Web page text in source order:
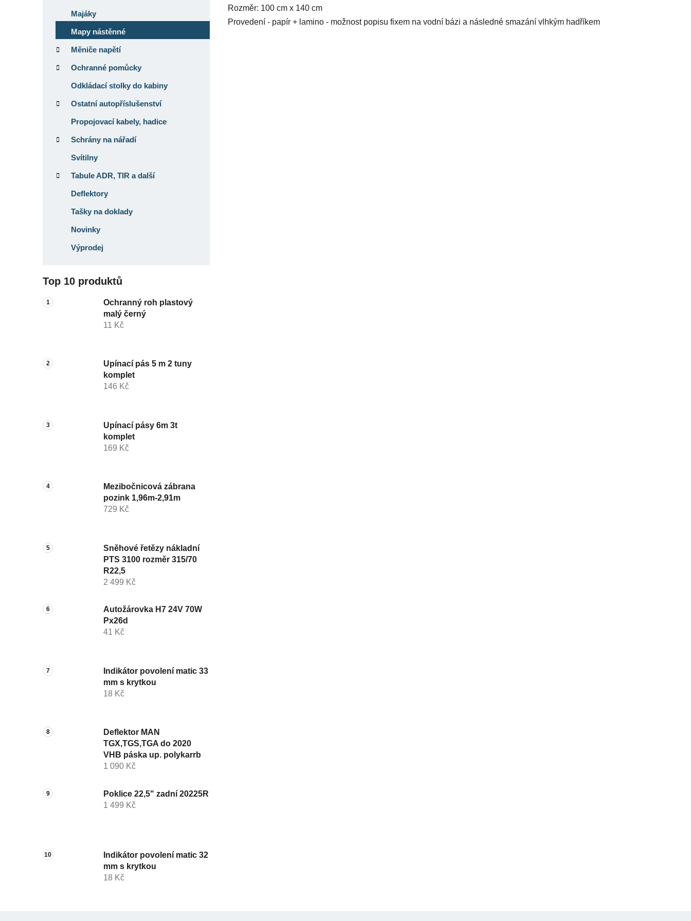
Majáky
Mapy nástěnné
Měniče napětí
Ochranné pomůcky
Odkládací stolky do kabiny
Ostatní autopříslušenství
Propojovací kabely, hadice
Schrány na nářadí
Svítilny
Tabule ADR, TIR a další
Deflektory
Tašky na doklady
Novinky
Výprodej
Top 10 produktů
Ochranný roh plastový
malý černý
11 Kč
Upínací pás 5 m 2 tuny
komplet
146 Kč
Upínací pásy 6m 3t
komplet
169 Kč
Mezibočnicová zábrana
pozink 1,96m-2,91m
729 Kč
Sněhové řetězy nákladní
PTS 3100 rozměr 315/70
R22,5
2 499 Kč
Autožárovka H7 24V 70W
Px26d
41 Kč
Indikátor povolení matic 33
mm s krytkou
18 Kč
Deflektor MAN
TGX,TGS,TGA do 2020
VHB páska up. polykarrb
1 090 Kč
Poklice 22,5" zadní 20225R
1 499 Kč
Indikátor povolení matic 32
mm s krytkou
18 Kč
Rozměr: 100 cm x 140 cm
Provedení - papír + lamino - možnost popisu fixem na vodní bázi a následné smazání vlhkým hadříkem